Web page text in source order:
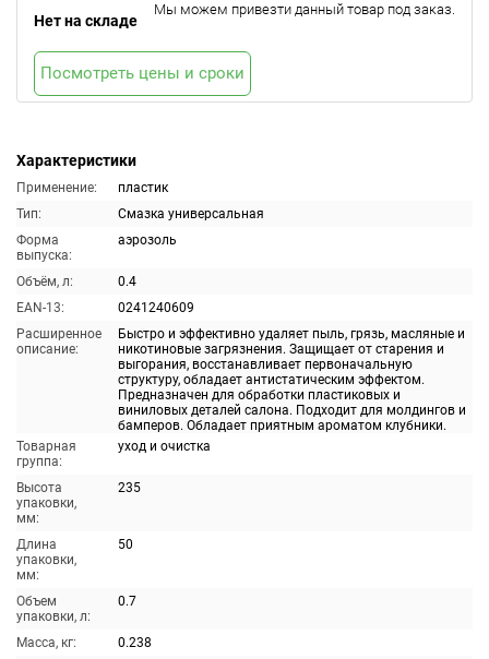
Характеристики
Применение:
пластик
Тип:
Смазка универсальная
Форма
выпуска:
аэрозоль
Объём, л:
0.4
EAN-13:
0241240609
Расширенное
описание:
Быстро и эффективно удаляет пыль, грязь, масляные и
никотиновые загрязнения. Защищает от старения и
выгорания, восстанавливает первоначальную
структуру, обладает антистатическим эффектом.
Предназначен для обработки пластиковых и
виниловых деталей салона. Подходит для молдингов и
бамперов. Обладает приятным ароматом клубники.
Товарная
группа:
уход и очистка
Высота
упаковки,
мм:
235
Длина
упаковки,
мм:
50
Объем
упаковки, л:
0.7
Масса, кг:
0.238
Нет на складе
Мы можем привезти данный товар под заказ.
Посмотреть цены и сроки